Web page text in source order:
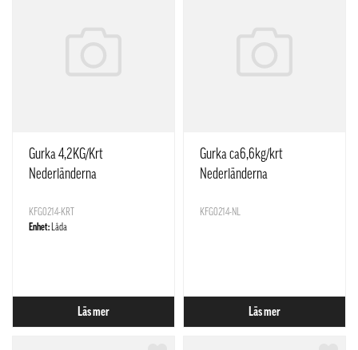
Gurka 4,2KG/Krt
Nederländerna
KFG0214-KRT
Enhet: Låda
Läs mer
Gurka ca6,6kg/krt
Nederländerna
KFG0214-NL
Läs mer